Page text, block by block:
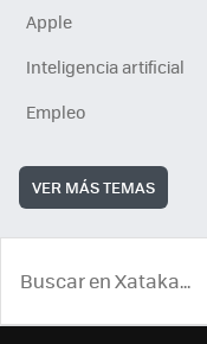
Apple
Inteligencia artificial
Empleo
VER MÁS TEMAS